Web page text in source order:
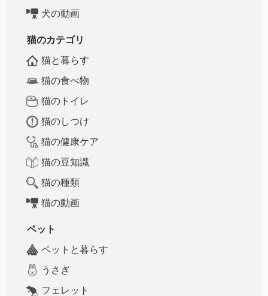
犬の動画
猫のカテゴリ
猫と暮らす
猫の食べ物
猫のトイレ
猫のしつけ
猫の健康ケア
猫の豆知識
猫の種類
猫の動画
ペット
ペットと暮らす
うさぎ
フェレット